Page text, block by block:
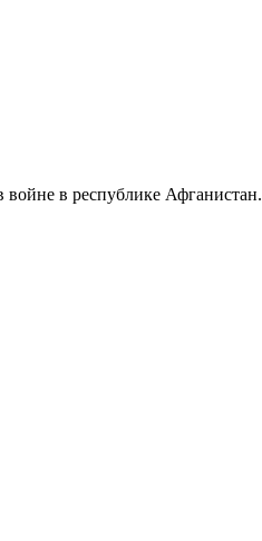
в республике Афганистан.